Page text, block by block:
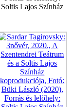
Soltis Lajos Színház